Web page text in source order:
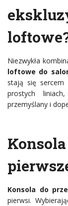
loftowe
Niezwykła
loftowe do
stają się sercem
prostych
przemyślany i
Konsola do
pierwsi.